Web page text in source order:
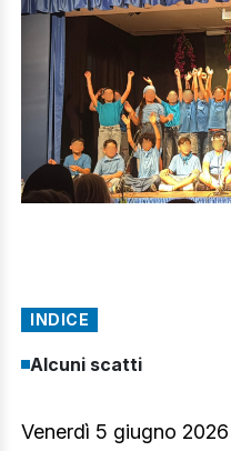
INDICE
Alcuni scatti
Venerdì 5 giugno